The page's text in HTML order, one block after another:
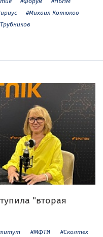
#Михаил Котюков
"вторая
#МФТИ
#Сколтех